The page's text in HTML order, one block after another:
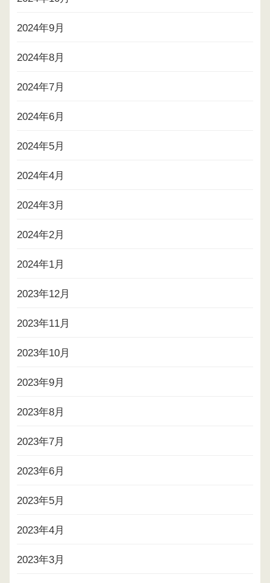
2024年9月
2024年8月
2024年7月
2024年6月
2024年5月
2024年4月
2024年3月
2024年2月
2024年1月
2023年12月
2023年11月
2023年10月
2023年9月
2023年8月
2023年7月
2023年6月
2023年5月
2023年4月
2023年3月